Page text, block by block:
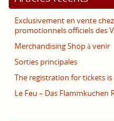
Exclusivement en vente
promotionnels officiels des
Merchandising Shop à venir
Sorties principales
The registration for tickets is
Le Feu – Das Flammkuchen